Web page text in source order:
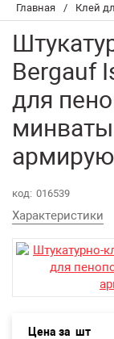
Главная / Клей
Bergauf
для
код: 016539
Характеристики
Цена за шт
Организациям
Опыт поставок
Статьи
Возврат товара